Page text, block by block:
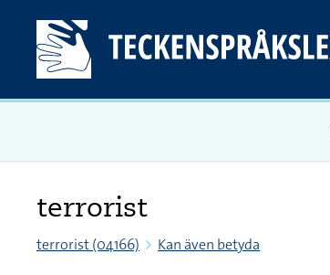
terrorist
terrorist (04166) Kan även betyda